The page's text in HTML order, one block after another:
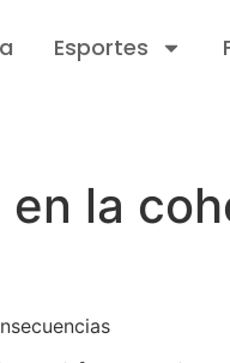
Esportes
la